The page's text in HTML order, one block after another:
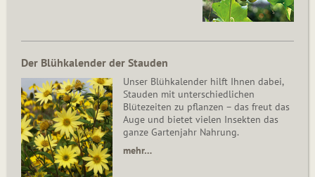
Der Blühkalender der Stauden
Unser Blühkalender hilft Ihnen dabei,
Stauden mit unterschiedlichen
Blütezeiten zu pflanzen – das freut das
Auge und bietet vielen Insekten das
ganze Gartenjahr Nahrung.
mehr…